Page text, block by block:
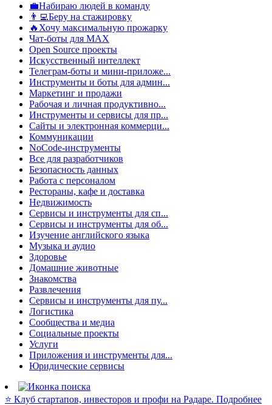
💼Набираю людей в команду
👨‍💻Беру на стажировку
🔥Хочу максимальную прожарку
Чат-боты для MAX
Open Source проекты
Искусственный интеллект
Телеграм-боты и мини-приложе...
Инструменты и боты для админ...
Маркетинг и продажи
Рабочая и личная продуктивно...
Инструменты и сервисы для пр...
Сайты и электронная коммерци...
Коммуникации
NoCode-инструменты
Все для разработчиков
Безопасность данных
Работа с персоналом
Рестораны, кафе и доставка
Недвижимость
Сервисы и инструменты для сп...
Сервисы и инструменты для об...
Изучение английского языка
Музыка и аудио
Здоровье
Домашние животные
Знакомства
Развлечения
Сервисы и инструменты для пу...
Логистика
Сообщества и медиа
Социальные проекты
Услуги
Приложения и инструменты для...
Юридические сервисы
⭐️ Клуб стартапов, инвесторов и профи на Радаре. Подробнее